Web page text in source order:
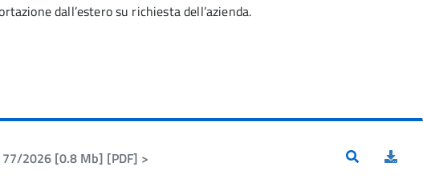
dall’estero su richiesta dell’azienda.
2026 [0.8 Mb] [PDF] >